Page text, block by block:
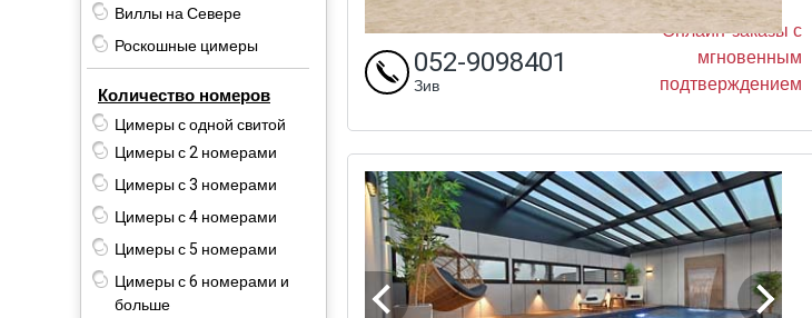
Виллы на Севере
Роскошные цимеры
Количество номеров
Цимеры с одной свитой
Цимеры с 2 номерами
Цимеры с 3 номерами
Цимеры с 4 номерами
Цимеры с 5 номерами
Цимеры с 6 номерами и
больше
Онлайн-заказы с
мгновенным
подтверждением
052-9098401
Зив